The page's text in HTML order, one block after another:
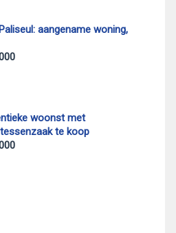
aangename woning,
woonst met
te koop